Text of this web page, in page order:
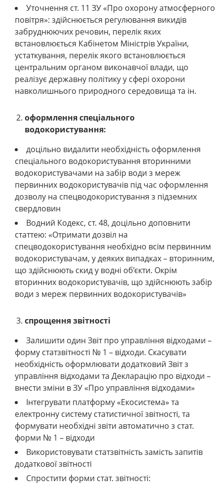
Уточнення ст. 11 ЗУ «Про охорону атмосферного
повітря»: здійснюється регулювання викидів
забруднюючих речовин, перелік яких
встановлюється Кабінетом Міністрів України,
устаткування, перелік якого встановлюється
центральним органом виконавчої влади, що
реалізує державну політику у сфері охорони
навколишнього природного середовища та ін.
оформлення спеціального
водокористування:
доцільно видалити необхідність оформлення
спеціального водокористування вторинними
водокористувачами на забір води з мереж
первинних водокористувачів під час оформлення
дозволу на спецводокористування з підземних
свердловин
Водний Кодекс, ст. 48, доцільно доповнити
статтею: «Отримати дозвіл на
спецводокористування необхідно всім первинним
водокористувачам, у деяких випадках – вторинним,
що здійснюють скид у водні об’єкти. Окрім
вторинних водокористувачів, що здійснюють забір
води з мереж первинних водокористувачів»
спрощення звітності
Залишити один Звіт про управління відходами –
форму статзвітності № 1 – відходи. Скасувати
необхідність оформлювати додатковий Звіт з
управління відходами та Декларацію про відходи –
внести зміни в ЗУ «Про управління відходами»
Інтегрувати платформу «Екосистема» та
електронну систему статистичної звітності, та
формувати необхідні звіти автоматично з стат.
форми № 1 – відходи
Використовувати статзвітність замість запитів
додаткової звітності
Спростити форми стат. звітності: